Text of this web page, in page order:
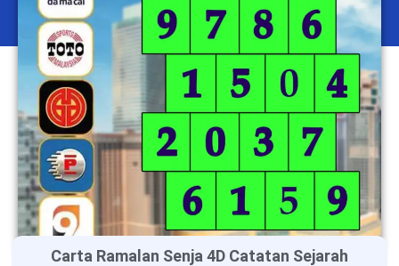
Carta Ramalan Senja 4D Catatan Sejarah